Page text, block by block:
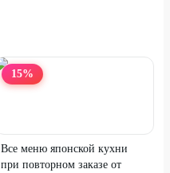
15%
Все меню японской кухни
при повторном заказе от